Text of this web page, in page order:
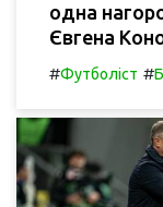
одна
Євгена
#Футболіст #